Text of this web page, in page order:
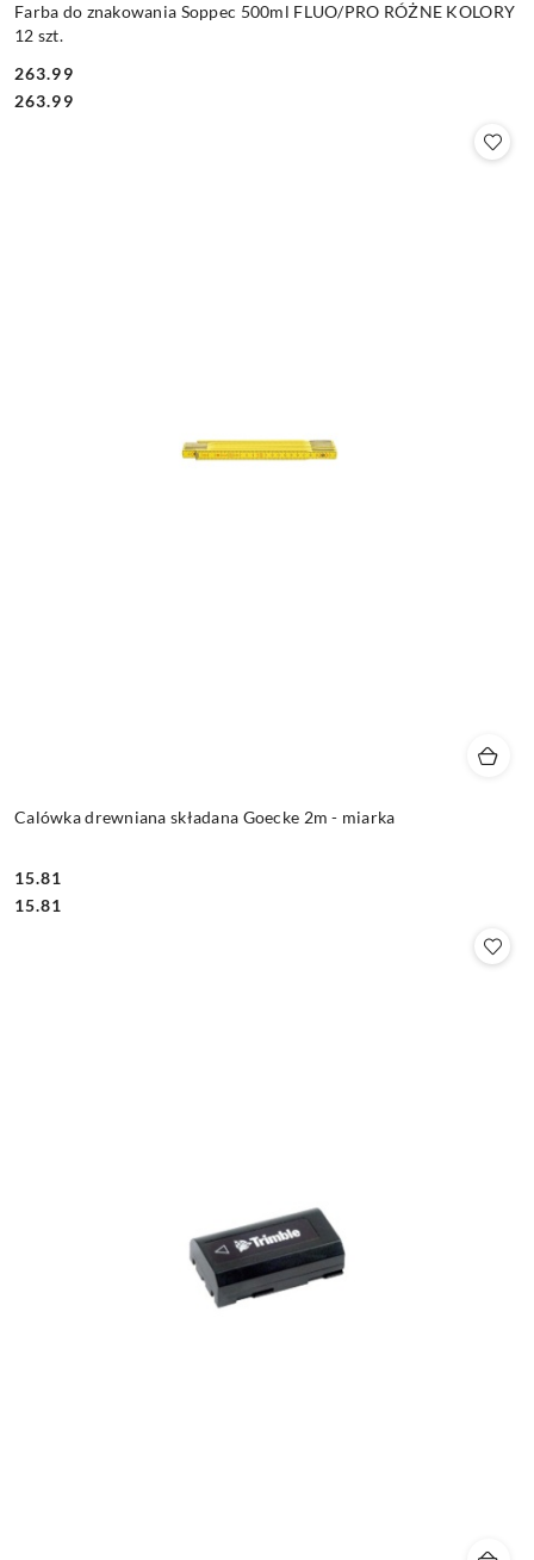
Farba do znakowania Soppec 500ml FLUO/PRO RÓŻNE KOLORY
12 szt.
Cena:
263.99
Cena:
263.99
Calówka drewniana składana Goecke 2m - miarka
Cena:
15.81
Cena:
15.81